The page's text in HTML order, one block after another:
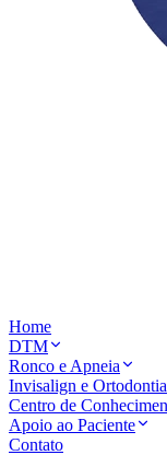
Home
DTM
Ronco e Apneia
Invisalign e Ortodontia
Centro de
Apoio ao Paciente
Contato